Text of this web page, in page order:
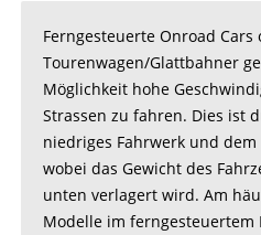
Ferngesteuerte Onroad Cars
Tourenwagen/Glattbahner
Möglichkeit hohe
Strassen zu fahren. Dies ist
niedriges Fahrwerk und
wobei das Gewicht des
unten verlagert wird. Am
Modelle im ferngesteuertem